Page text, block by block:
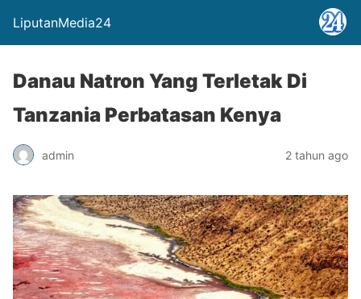
LiputanMedia24
Danau Natron Yang Terletak Di
Tanzania Perbatasan Kenya
admin 2 tahun ago